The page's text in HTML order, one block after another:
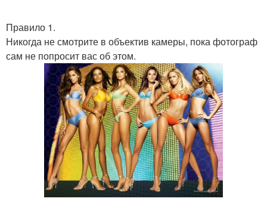
Правило 1.
Никогда не смотрите в объектив камеры, пока фотограф
сам не попросит вас об этом.